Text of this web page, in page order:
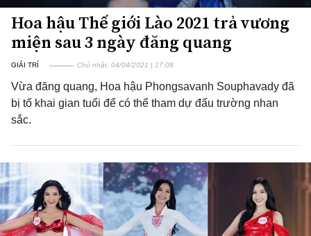
Hoa hậu Thế giới Lào 2021 trả vương
miện sau 3 ngày đăng quang
GIẢI TRÍ Chủ nhật, 04/04/2021 | 17:08
Vừa đăng quang, Hoa hậu Phongsavanh Souphavady đã
bị tố khai gian tuổi để có thể tham dự đấu trường nhan
sắc.